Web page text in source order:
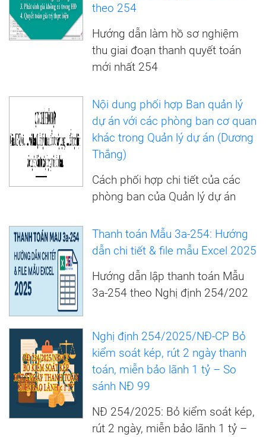
theo 254
Hướng dẫn làm hồ sơ nghiệm
thu giai đoạn thanh quyết toán
mới nhất 254
Nội dung phối hợp Ban quản lý
dự án với các phòng ban cơ quan
khác trong Quản lý dự án (Dương
Thắng)
Cách phối hợp chi tiết của các
phòng ban của Quản lý dự án
Thanh toán Mẫu 3a-254: Hướng
dẫn chi tiết & file mẫu Excel 2025
Hướng dẫn lập thanh toán Mẫu
3a-254 theo Nghị định 254/202
Nghị định 254/2025/NĐ-CP Bỏ
kiểm soát kép, rút 2 ngày thanh
toán, miễn bảo lãnh 1 tỷ – So
sánh NĐ 99
NĐ 254/2025: Bỏ kiểm soát kép,
rút 2 ngày, miễn bảo lãnh 1 tỷ –